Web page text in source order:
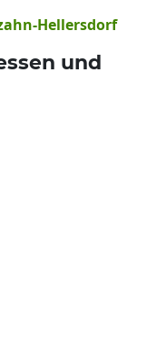
Hellersdorf
und